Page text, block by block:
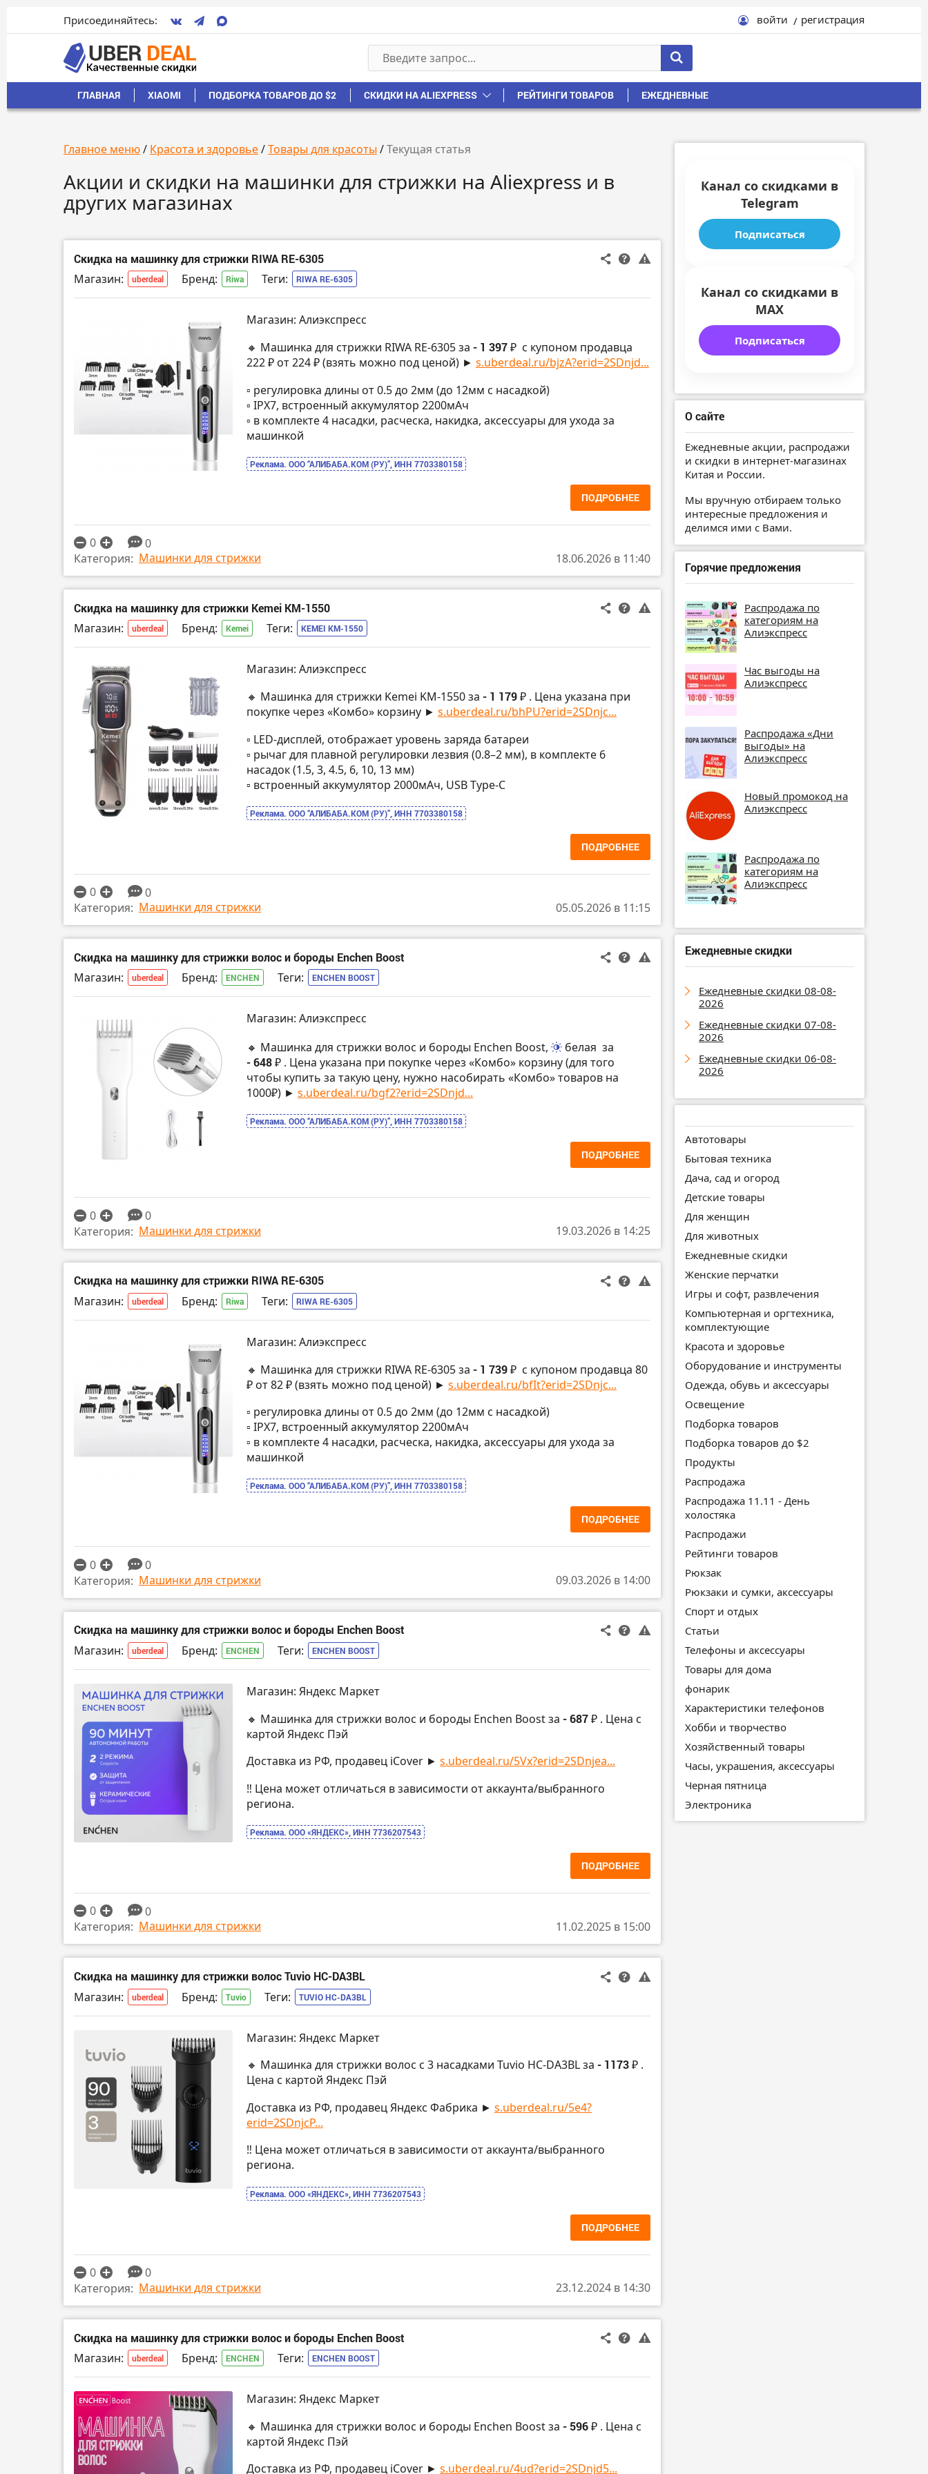
Присоединяйтесь: войти регистрация
ГЛАВНАЯ XIAOMI ПОДБОРКА ТОВАРОВ ДО $2 СКИДКИ НА ALIEXPRESS РЕЙТИНГИ ТОВАРОВ ЕЖЕДНЕВНЫЕ
Главное меню/ Красота и здоровье/Товары для красоты /Текущая статья
Акции и скидки на машинки для стрижки на Aliexpress и в
других магазинах
Скидка на машинку для стрижки RIWA RE-6305
Магазин: uberdeal Бренд: Riwa Теги: RIWA RE-6305
Магазин: Алиэкспресс
🔸 Машинка для стрижки RIWA RE-6305 за - 1 397 ₽ с купоном продавца
222 ₽ от 224 ₽ (взять можно под ценой) ► s.uberdeal.ru/bjzA?erid=2SDnjd...
▫️ регулировка длины от 0.5 до 2мм (до 12мм с насадкой)
▫️ IPX7, встроенный аккумулятор 2200мАч
▫️ в комплекте 4 насадки, расческа, накидка, аксессуары для ухода за
машинкой
Реклама. ООО “АЛИБАБА.КОМ (РУ)”, ИНН 7703380158
ПОДРОБНЕЕ
0
0
Категория: Машинки для стрижки 18.06.2026 в 11:40
Скидка на машинку для стрижки Kemei KM-1550
Магазин: uberdeal Бренд: Kemei Теги: KEMEI KM-1550
Магазин: Алиэкспресс
🔸 Машинка для стрижки Kemei KM-1550 за - 1 179 ₽ . Цена указана при
покупке через «Комбо» корзину ► s.uberdeal.ru/bhPU?erid=2SDnjc...
▫️ LED-дисплей, отображает уровень заряда батареи
▫️ рычаг для плавной регулировки лезвия (0.8–2 мм), в комплекте 6
насадок (1.5, 3, 4.5, 6, 10, 13 мм)
▫️ встроенный аккумулятор 2000мАч, USB Type-C
Реклама. ООО “АЛИБАБА.КОМ (РУ)”, ИНН 7703380158
ПОДРОБНЕЕ
0
0
Категория: Машинки для стрижки 05.05.2026 в 11:15
Скидка на машинку для стрижки волос и бороды Enchen Boost
Магазин: uberdeal Бренд: ENCHEN Теги: ENCHEN BOOST
Магазин: Алиэкспресс
🔸 Машинка для стрижки волос и бороды Enchen Boost,
белая за
- 648 ₽ . Цена указана при покупке через «Комбо» корзину (для того
чтобы купить за такую цену, нужно насобирать «Комбо» товаров на
1000₽) ► s.uberdeal.ru/bgf2?erid=2SDnjd...
Реклама. ООО “АЛИБАБА.КОМ (РУ)”, ИНН 7703380158
ПОДРОБНЕЕ
0
0
Категория: Машинки для стрижки 19.03.2026 в 14:25
Скидка на машинку для стрижки RIWA RE-6305
Магазин: uberdeal Бренд: Riwa Теги: RIWA RE-6305
Магазин: Алиэкспресс
🔸 Машинка для стрижки RIWA RE-6305 за - 1 739 ₽ с купоном продавца 80
₽ от 82 ₽ (взять можно под ценой) ► s.uberdeal.ru/bfIt?erid=2SDnjc...
▫️ регулировка длины от 0.5 до 2мм (до 12мм с насадкой)
▫️ IPX7, встроенный аккумулятор 2200мАч
▫️ в комплекте 4 насадки, расческа, накидка, аксессуары для ухода за
машинкой
Реклама. ООО “АЛИБАБА.КОМ (РУ)”, ИНН 7703380158
ПОДРОБНЕЕ
0
0
Категория: Машинки для стрижки 09.03.2026 в 14:00
Скидка на машинку для стрижки волос и бороды Enchen Boost
Магазин: uberdeal Бренд: ENCHEN Теги: ENCHEN BOOST
Магазин: Яндекс Маркет
🔸 Машинка для стрижки волос и бороды Enchen Boost за - 687 ₽ . Цена с
картой Яндекс Пэй
Доставка из РФ, продавец iCover ► s.uberdeal.ru/5Vx?erid=2SDnjea...
‼️ Цена может отличаться в зависимости от аккаунта/выбранного
региона.
Реклама. ООО «ЯНДЕКС», ИНН 7736207543
ПОДРОБНЕЕ
0
0
Категория: Машинки для стрижки 11.02.2025 в 15:00
Скидка на машинку для стрижки волос Tuvio HC-DA3BL
Магазин: uberdeal Бренд: Tuvio Теги: TUVIO HC-DA3BL
Магазин: Яндекс Маркет
🔸 Машинка для стрижки волос с 3 насадками Tuvio HC-DA3BL за - 1173 ₽ .
Цена с картой Яндекс Пэй
Доставка из РФ, продавец Яндекс Фабрика ► s.uberdeal.ru/5e4?
erid=2SDnjcP...
‼️ Цена может отличаться в зависимости от аккаунта/выбранного
региона.
Реклама. ООО «ЯНДЕКС», ИНН 7736207543
ПОДРОБНЕЕ
0
0
Категория: Машинки для стрижки 23.12.2024 в 14:30
Скидка на машинку для стрижки волос и бороды Enchen Boost
Магазин: uberdeal Бренд: ENCHEN Теги: ENCHEN BOOST
Магазин: Яндекс Маркет
🔸 Машинка для стрижки волос и бороды Enchen Boost за - 596 ₽ . Цена с
картой Яндекс Пэй
Доставка из РФ, продавец iCover ► s.uberdeal.ru/4ud?erid=2SDnjd5...
Канал со скидками в
Telegram
Подписаться
Канал со скидками в
MAX
Подписаться
О сайте
Ежедневные акции, распродажи
и скидки в интернет-магазинах
Китая и России.
Мы вручную отбираем только
интересные предложения и
делимся ими с Вами.
Горячие предложения
Распродажа по
категориям на
Алиэкспресс
Час выгоды на
Алиэкспресс
Распродажа «Дни
выгоды» на
Алиэкспресс
Новый промокод на
Алиэкспресс
Распродажа по
категориям на
Алиэкспресс
Ежедневные скидки
Ежедневные скидки 08-08-
2026
Ежедневные скидки 07-08-
2026
Ежедневные скидки 06-08-
2026
Автотовары
Бытовая техника
Дача, сад и огород
Детские товары
Для женщин
Для животных
Ежедневные скидки
Женские перчатки
Игры и софт, развлечения
Компьютерная и оргтехника,
комплектующие
Красота и здоровье
Оборудование и инструменты
Одежда, обувь и аксессуары
Освещение
Подборка товаров
Подборка товаров до $2
Продукты
Распродажа
Распродажа 11.11 - День
холостяка
Распродажи
Рейтинги товаров
Рюкзак
Рюкзаки и сумки, аксессуары
Спорт и отдых
Статьи
Телефоны и аксессуары
Товары для дома
фонарик
Характеристики телефонов
Хобби и творчество
Хозяйственный товары
Часы, украшения, аксессуары
Черная пятница
Электроника